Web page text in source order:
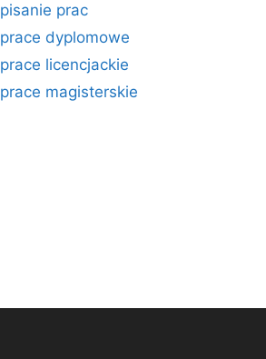
pisanie prac
prace dyplomowe
prace licencjackie
prace magisterskie